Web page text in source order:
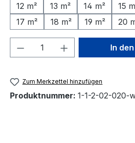
12 m²
13 m² 14 m² 15
17 m²
18 m² 19 m² 20
Produkt Anzahl: Gib
In
Zum Merkzettel hinzufügen
Produktnummer: 1-1-2-02-020-